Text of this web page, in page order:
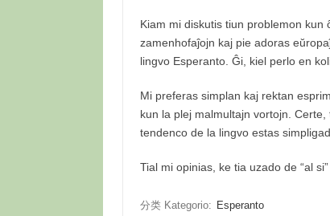
Kiam mi diskutis tiun problemon
zamenhofaĵojn kaj pie adoras
lingvo Esperanto. Ĝi, kiel perlo en
Mi preferas simplan kaj rektan
kun la plej malmultajn vortojn.
tendenco de la lingvo estas
Tial mi opinias, ke tia uzado de “al
分类 Kategorio: Esperanto